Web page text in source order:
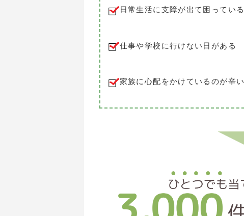
日常生活に支障が出て困っている
仕事や学校に行けない日がある
家族に心配をかけているのが辛い